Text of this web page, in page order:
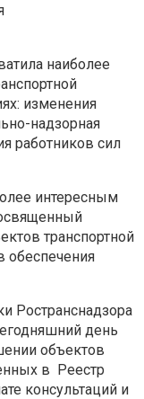
наиболее
изменения
надзорная
работников сил
интересным
транспортной
обеспечения
Ространснадзора
день
объектов
в Реестр
консультаций и